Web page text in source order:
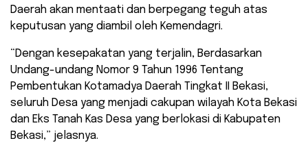
Daerah akan mentaati dan berpegang teguh atas
keputusan yang diambil oleh Kemendagri.
“Dengan kesepakatan yang terjalin, Berdasarkan
Undang-undang Nomor 9 Tahun 1996 Tentang
Pembentukan Kotamadya Daerah Tingkat II Bekasi,
seluruh Desa yang menjadi cakupan wilayah Kota Bekasi
dan Eks Tanah Kas Desa yang berlokasi di Kabupaten
Bekasi,” jelasnya.